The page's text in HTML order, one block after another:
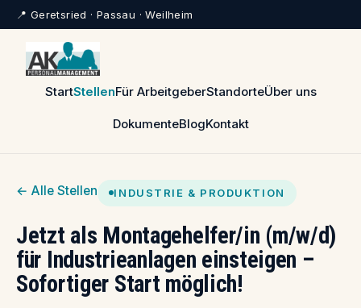
📍 Geretsried · Passau · Weilheim
StartStellenFür ArbeitgeberStandorteÜber uns
DokumenteBlogKontakt
← Alle Stellen INDUSTRIE & PRODUKTION
Jetzt als Montagehelfer/in (m/w/d)
für Industrieanlagen einsteigen –
Sofortiger Start möglich!